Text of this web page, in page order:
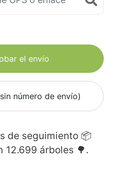
el envío
número de envío)
de seguimiento 📦
12.699 árboles 🌳.